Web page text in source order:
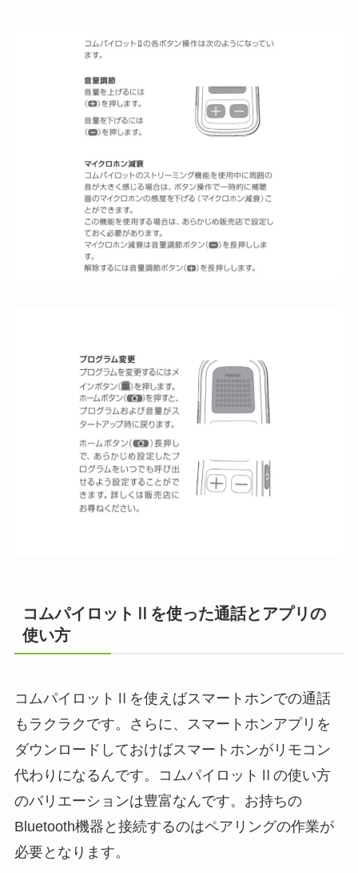
コムパイロットⅡを使った通話とアプリの
使い方
コムパイロットⅡを使えばスマートホンでの通話
もラクラクです。さらに、スマートホンアプリを
ダウンロードしておけばスマートホンがリモコン
代わりになるんです。コムパイロットⅡの使い方
のバリエーションは豊富なんです。お持ちの
Bluetooth機器と接続するのはペアリングの作業が
必要となります。